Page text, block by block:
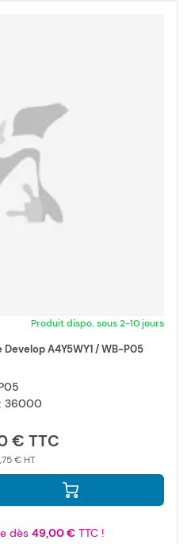
Produit dispo. sous 2-10 jours
A4Y5WY1 / WB-P05
36000
€
€
dès 49,00 €TTC !